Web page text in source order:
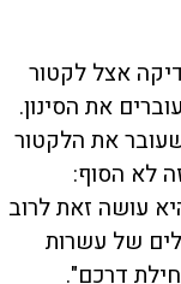
אצל לקטור
את הסינון.
את הלקטור
לא הסוף:
עושה זאת לרוב
של עשרות
דרכם".